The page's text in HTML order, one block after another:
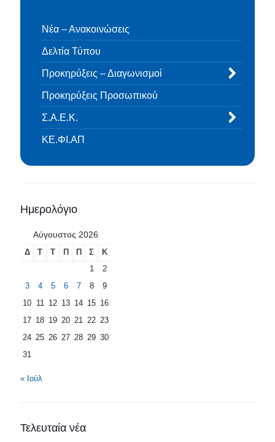
Νέα – Ανακοινώσεις
Δελτία Τύπου
Προκηρύξεις – Διαγωνισμοί
Προκηρύξεις Προσωπικού
Σ.Α.Ε.Κ.
ΚΕ.ΦΙ.ΑΠ
Ημερολόγιο
Αύγουστος 2026
Δ Τ Τ Π Π Σ
Κ
1
2
3
4 5 6 7 8
9
10 11 12 13 14 15 16
17 18 19 20 21 22 23
24 25 26 27 28 29 30
31
« Ιούλ
Τελευταία νέα